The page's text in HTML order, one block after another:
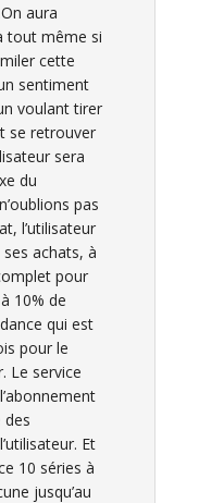
aura
tout même si
cette
sentiment
voulant tirer
se retrouver
sera
du
pas
l’utilisateur
achats, à
pour
10% de
qui est
pour le
Le service
des
Et
10 séries à
jusqu’au